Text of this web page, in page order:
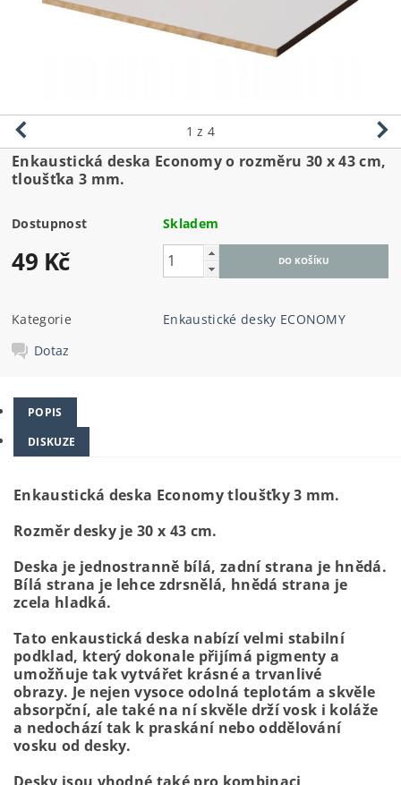
1 z 4
Enkaustická deska Economy o rozměru 30 x 43 cm,
tloušťka 3 mm.
Dostupnost Skladem
49 Kč
Kategorie
Enkaustické desky ECONOMY
Dotaz
POPIS
DISKUZE
Enkaustická deska Economy tloušťky 3 mm.
Rozměr desky je 30 x 43 cm.
Deska je jednostranně bílá, zadní strana je hnědá.
Bílá strana je lehce zdrsnělá, hnědá strana je
zcela hladká.
Tato enkaustická deska nabízí velmi stabilní
podklad, který dokonale přijímá pigmenty a
umožňuje tak vytvářet krásné a trvanlivé
obrazy. Je nejen vysoce odolná teplotám a skvěle
absorpční, ale také na ní skvěle drží vosk i koláže
a nedochází tak k praskání nebo oddělování
vosku od desky.